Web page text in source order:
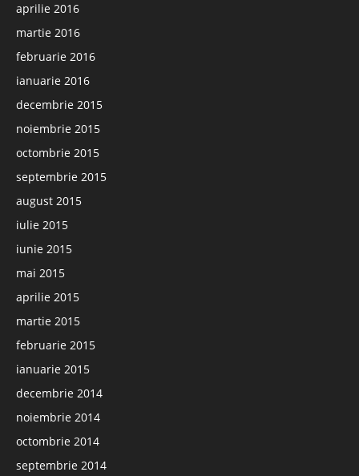
aprilie 2016
martie 2016
februarie 2016
ianuarie 2016
decembrie 2015
noiembrie 2015
octombrie 2015
septembrie 2015
august 2015
iulie 2015
iunie 2015
mai 2015
aprilie 2015
martie 2015
februarie 2015
ianuarie 2015
decembrie 2014
noiembrie 2014
octombrie 2014
septembrie 2014